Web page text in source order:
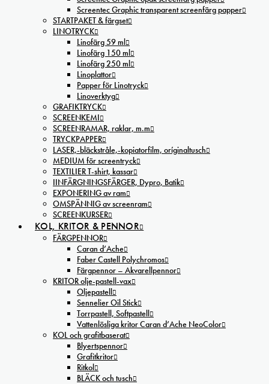
Screentec Graphic transparent screenfärg papper
STARTPAKET & färgset
LINOTRYCK
Linofärg 59 ml
Linofärg 150 ml
Linofärg 250 ml
Linoplattor
Papper för Linotryck
Linoverktyg
GRAFIKTRYCK
SCREENKEMI
SCREENRAMAR, raklar, m.m
TRYCKPAPPER
LASER,-bläckstråle,-kopiatorfilm, oríginaltusch
MEDIUM för screentryck
TEXTILIER T-shirt, kassar
IINFÄRGNINGSFÄRGER, Dypro, Batik
EXPONERING av ram
OMSPÄNNIG av screenram
SCREENKURSER
KOL, KRITOR & PENNOR
FÄRGPENNOR
Caran d’Ache
Faber Castell Polychromos
Färgpennor – Akvarellpennor
KRITOR olje-pastell-vax
Oljepastell
Sennelier Oil Stick
Torrpastell, Softpastell
Vattenlösliga kritor Caran d’Ache NeoColor
KOL och grafitbaserat
Blyertspennor
Grafitkritor
Ritkol
BLÄCK och tusch